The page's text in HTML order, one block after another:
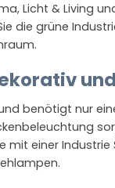
Licht & Living
die grüne
benötigt nur
einer